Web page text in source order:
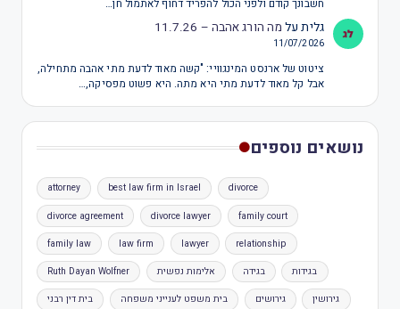
חשבונך קודם ולפני הכול להפריד דחוף לאתמול חן…
גליתעל מה הורג אהבה – 11.7.26
11/07/2026
ציטוט של ארנסט המינגוויי: "קשה מאוד לדעת מתי אהבה מתחילה,
אבל קל מאוד לדעת מתי היא מתה. היא פשוט מפסיקה,…
נושאים נוספים
attorney best law firm in Israel divorce
divorce agreement divorce lawyer family court
family law law firm lawyer relationship
Ruth Dayan Wolfner אלימות נפשית בגידה בגידות
בית דין רבני בית משפט לענייני משפחה גירושים גירושין